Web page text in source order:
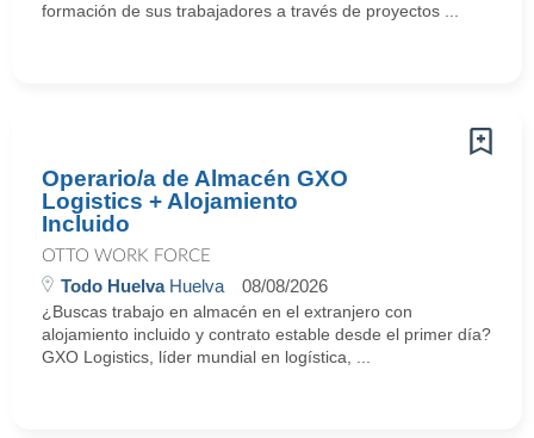
formación de sus trabajadores a través de proyectos ...
Operario/a de Almacén GXO
Logistics + Alojamiento
Incluido
OTTO WORK FORCE
Todo HuelvaHuelva 08/08/2026
¿Buscas trabajo en almacén en el extranjero con
alojamiento incluido y contrato estable desde el primer día?
GXO Logistics, líder mundial en logística, ...